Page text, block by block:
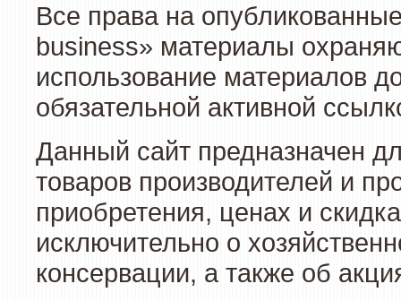
Все права на
business» материалы
использование материалов
обязательной активной
Данный сайт предназначен
товаров производителей и
приобретения, ценах и
исключительно о
консервации, а также об